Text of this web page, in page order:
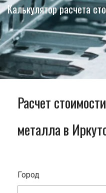
Калькулятор расчета
Расчет
металла в
Город